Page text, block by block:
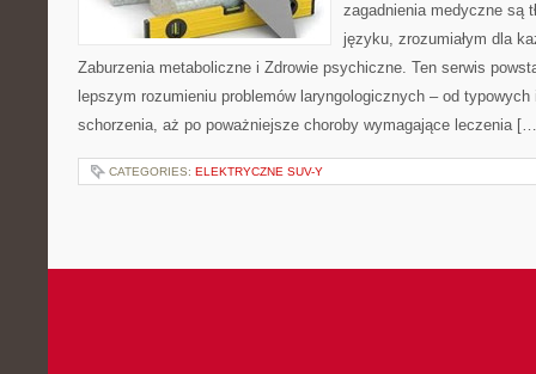
zagadnienia medyczne są
języku, zrozumiałym dla
Zaburzenia metaboliczne i Zdrowie psychiczne. Ten serwis
lepszym rozumieniu problemów laryngologicznych – od typowych
schorzenia, aż po poważniejsze choroby wymagające leczenia
CATEGORIES: ELEKTRYCZNE SUV-Y